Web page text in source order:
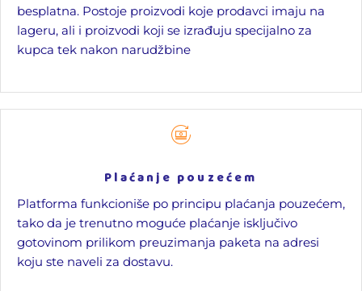
besplatna. Postoje proizvodi koje prodavci imaju na
lageru, ali i proizvodi koji se izrađuju specijalno za
kupca tek nakon narudžbine
Plaćanje pouzećem
Platforma funkcioniše po principu plaćanja pouzećem,
tako da je trenutno moguće plaćanje isključivo
gotovinom prilikom preuzimanja paketa na adresi
koju ste naveli za dostavu.